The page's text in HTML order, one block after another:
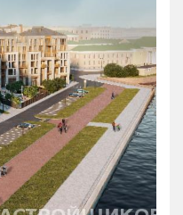
₽/м² млн ₽